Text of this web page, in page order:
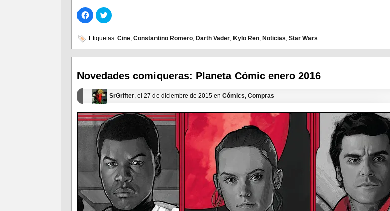
Haz
clic
para
en
Facebook
(Se
abre
ventana
nueva)
Haz
clic
en
(Se
abre
ventana
nueva)
Etiquetas: Cine, Constantino Romero, Darth Vader, Kylo Ren, Noticias, Star Wars
Novedades comiqueras: Planeta Cómic enero 2016
SrGrifter, el 27 de diciembre de 2015 en Cómics, Compras